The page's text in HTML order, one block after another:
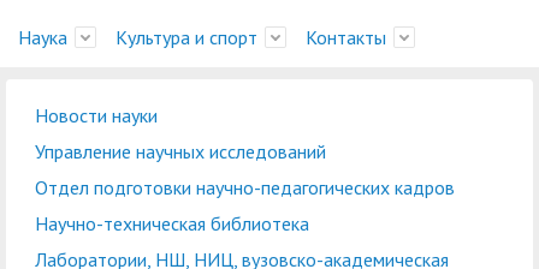
Обращение ректора
Ученый совет
Военный учебный центр
при ГАГУ
Отдел
делопроизводства
Факультеты
управление
Методический совет
ГАГУ
Управление
молодежной политики
и воспитательной
деятельности
психологической
помощи
Наука
Новости науки
исследований
Отдел подготовки
научно-педагогических
Культура и спорт
Немецкий культурный
центр
Китая
Туристский клуб
"Горизонт"
Контакты
Телефонный справочник
Символика ГАГУ
Карта сайта
Новости науки
Управление научных исследований
Отдел подготовки научно-педагогических кадров
Научно-техническая библиотека
Лаборатории, НШ, НИЦ, вузовско-академическая